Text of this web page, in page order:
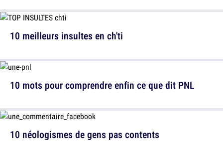
10 mots pour comprendre enfin ce que dit PNL
10 meilleurs insultes en ch'ti
10 néologismes de gens pas contents